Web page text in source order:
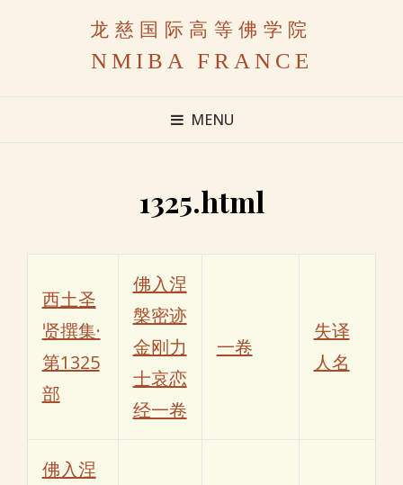
龙慈国际高等佛学院
NMIBA FRANCE
MENU
1325.html
西土圣
贤撰集·
第1325
部
佛入涅
槃密迹
金刚力
士哀恋
经一卷
一卷
失译
人名
佛入涅